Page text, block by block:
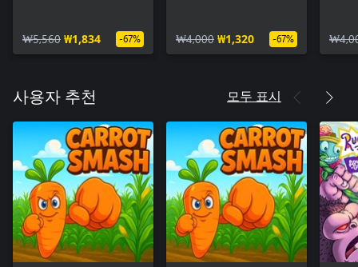
₩5,560 ₩1,834 -67% ₩4,000 ₩1,320 -67%
사용자 추천 모두 표시